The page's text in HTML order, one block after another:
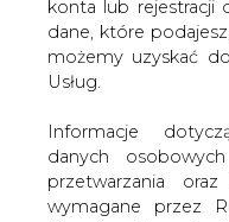
Informacje
danych
przetwarzania
Prywatności pod
Dane zbierane na
być przetwarzane
podstawach.
Niebawem